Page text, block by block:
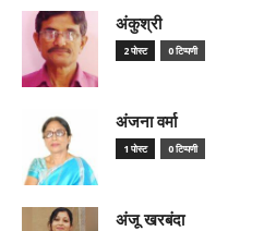
अंकुश्री
2 पोस्ट 0 टिप्पणी
अंजना वर्मा
1 पोस्ट 0 टिप्पणी
अंजू खरबंदा